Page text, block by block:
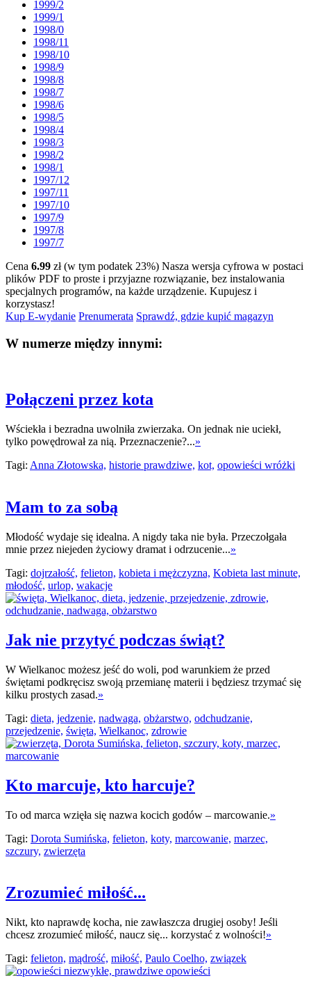
1999/2
1999/1
1998/0
1998/11
1998/10
1998/9
1998/8
1998/7
1998/6
1998/5
1998/4
1998/3
1998/2
1998/1
1997/12
1997/11
1997/10
1997/9
1997/8
1997/7
Cena 6.99 zł (w tym podatek 23%) Nasza wersja cyfrowa w postaci
plików PDF to proste i przyjazne rozwiązanie, bez instalowania
specjalnych programów, na każde urządzenie. Kupujesz i
korzystasz!
Kup E-wydanie Prenumerata Sprawdź, gdzie kupić magazyn
W numerze między innymi:
Połączeni przez kota
Wściekła i bezradna uwolniła zwierzaka. On jednak nie uciekł,
tylko powędrował za nią. Przeznaczenie?...»
Tagi: Anna Złotowska, historie prawdziwe, kot, opowieści wróżki
Mam to za sobą
Młodość wydaje się idealna. A nigdy taka nie była. Przeczołgała
mnie przez niejeden życiowy dramat i odrzucenie...»
Tagi: dojrzałość, felieton, kobieta i mężczyzna, Kobieta last minute,
młodość, urlop, wakacje
Jak nie przytyć podczas świąt?
W Wielkanoc możesz jeść do woli, pod warunkiem że przed
świętami podkręcisz swoją przemianę materii i będziesz trzymać się
kilku prostych zasad.»
Tagi: dieta, jedzenie, nadwaga, obżarstwo, odchudzanie,
przejedzenie, święta, Wielkanoc, zdrowie
Kto marcuje, kto harcuje?
To od marca wzięła się nazwa kocich godów – marcowanie.»
Tagi: Dorota Sumińska, felieton, koty, marcowanie, marzec,
szczury, zwierzęta
Zrozumieć miłość...
Nikt, kto naprawdę kocha, nie zawłaszcza drugiej osoby! Jeśli
chcesz zrozumieć miłość, naucz się... korzystać z wolności!»
Tagi: felieton, mądrość, miłość, Paulo Coelho, związek